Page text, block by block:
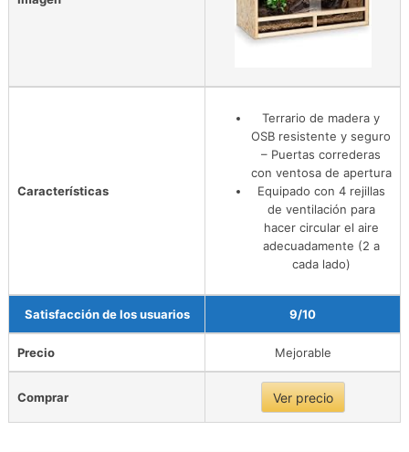
Características
Terrario de madera y
OSB resistente y seguro
– Puertas correderas
con ventosa de apertura
Equipado con 4 rejillas
de ventilación para
hacer circular el aire
adecuadamente (2 a
cada lado)
Satisfacción de los usuarios 9/10
Precio Mejorable
Comprar Ver precio